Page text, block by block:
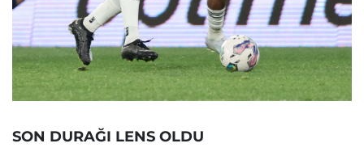
SON DURAĞI LENS OLDU